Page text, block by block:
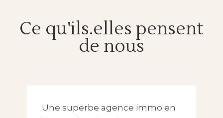
Ce qu'ils.elles pensent
de nous
Une superbe agence immo en